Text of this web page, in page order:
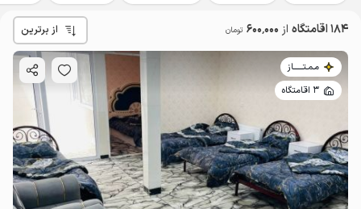
184 اقامتگاه از 600٬000 تومان از برترین
مـمـتــــــاز
3 اقامتگاه